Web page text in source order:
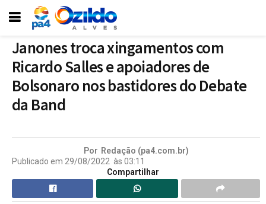
Janones troca xingamentos com
Ricardo Salles e apoiadores de
Bolsonaro nos bastidores do Debate
da Band
Por Redação (pa4.com.br)
Publicado em 29/08/2022 às 03:11
Compartilhar